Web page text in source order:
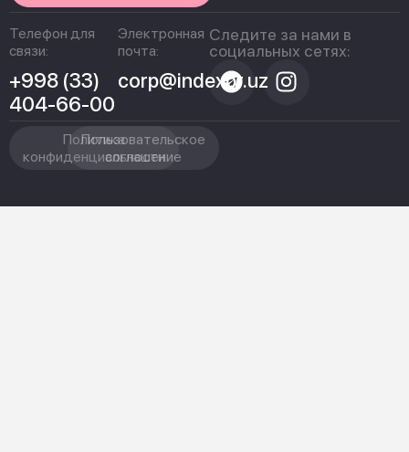
Телефон для
связи:
+998 (33)
404-66-00
Электронная
почта:
corp@indexpr.uz
Следите за нами в
социальных сетях:
Политика
конфиденциальности
Пользовательское
соглашение